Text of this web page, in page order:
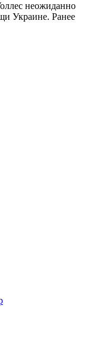
неожиданно
Украине. Ранее